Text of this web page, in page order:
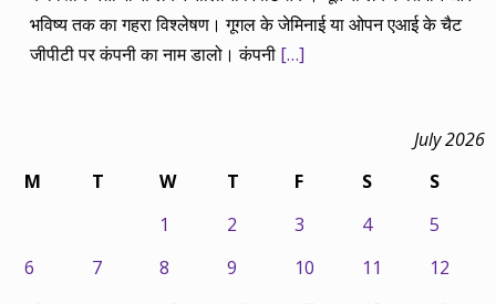
भविष्य तक का गहरा विश्लेषण। गूगल के जेमिनाई या ओपन एआई के चैट
जीपीटी पर कंपनी का नाम डालो। कंपनी […]
July 2026
M
T W T F S
S
1
2 3 4
5
6
7 8 9 10 11
12